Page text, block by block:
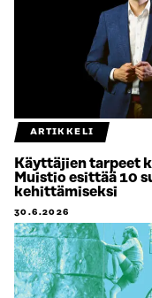
ARTIKKELI
Käyttäjien tarpeet
Muistio esittää 10
kehittämiseksi
30.6.2026